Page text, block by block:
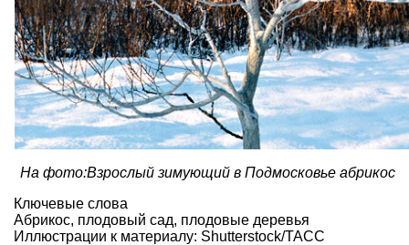
На фото:Взрослый зимующий в Подмосковье абрикос
Ключевые слова
Абрикос, плодовый сад, плодовые деревья
Иллюстрации к материалу: Shutterstock/ТАСС